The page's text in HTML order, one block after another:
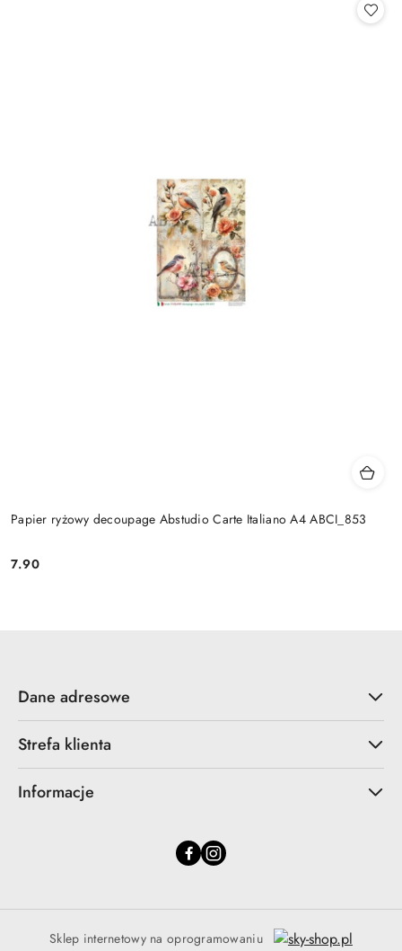
Papier ryżowy decoupage Abstudio Carte Italiano A4 ABCI_853
Cena:
7.90
Dane adresowe
Strefa klienta
Informacje
Sklep internetowy na oprogramowaniu